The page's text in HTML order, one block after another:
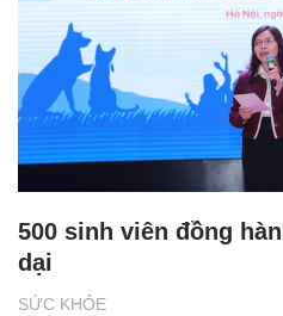
SỨC KHỎE
500 sinh viên đồng
dại